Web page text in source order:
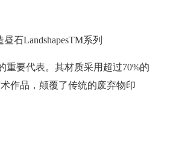
石LandshapesTM系列
重要代表。其材质采用超过70%的
作品，颠覆了传统的废弃物印